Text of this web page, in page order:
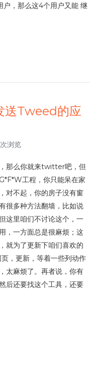
户，那么这4个用户又能 继
Tweed的应
浏览
那么你就来twitter吧，但
工程，你只能呆在家
对不起，你的房子没有窗
很多种方法翻墙，比如说
这里咱们不讨论这个，一
，一方面总是很麻烦；这
就为了更新下咱们喜欢的
，更新，等着一些列动作
太麻烦了。再者说，你有
后还要找这个工具，还要